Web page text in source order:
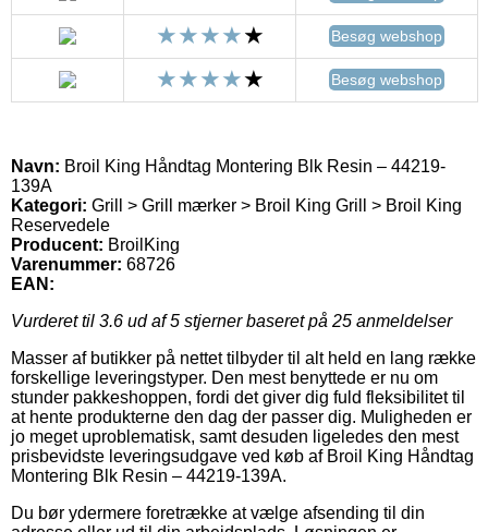
Besøg webshop
Besøg webshop
Navn: Broil King Håndtag Montering Blk Resin – 44219-
139A
Kategori: Grill > Grill mærker > Broil King Grill > Broil King
Reservedele
Producent: BroilKing
Varenummer: 68726
EAN:
Vurderet til 3.6 ud af 5 stjerner baseret på 25 anmeldelser
Masser af butikker på nettet tilbyder til alt held en lang række
forskellige leveringstyper. Den mest benyttede er nu om
stunder pakkeshoppen, fordi det giver dig fuld fleksibilitet til
at hente produkterne den dag der passer dig. Muligheden er
jo meget uproblematisk, samt desuden ligeledes den mest
prisbevidste leveringsudgave ved køb af Broil King Håndtag
Montering Blk Resin – 44219-139A.
Du bør ydermere foretrække at vælge afsending til din